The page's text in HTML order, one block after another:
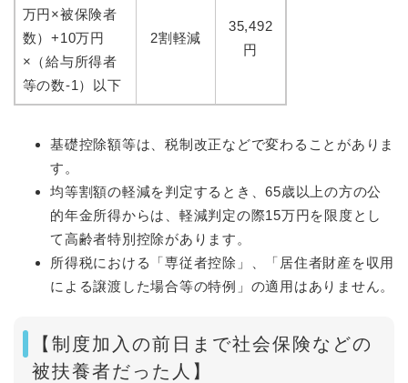
万円×被保険者
数）+10万円
×（給与所得者
等の数-1）以下
2割軽減
35,492
円
基礎控除額等は、税制改正などで変わることがありま
す。
均等割額の軽減を判定するとき、65歳以上の方の公
的年金所得からは、軽減判定の際15万円を限度とし
て高齢者特別控除があります。
所得税における「専従者控除」、「居住者財産を収用
による譲渡した場合等の特例」の適用はありません。
【制度加入の前日まで社会保険などの
被扶養者だった人】